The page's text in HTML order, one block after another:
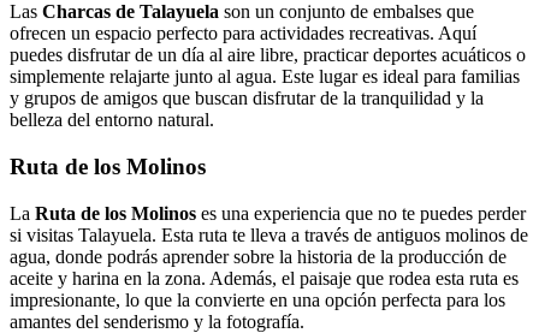
Las Charcas de Talayuela son un conjunto de embalses que
ofrecen un espacio perfecto para actividades recreativas. Aquí
puedes disfrutar de un día al aire libre, practicar deportes acuáticos o
simplemente relajarte junto al agua. Este lugar es ideal para familias
y grupos de amigos que buscan disfrutar de la tranquilidad y la
belleza del entorno natural.
Ruta de los Molinos
La Ruta de los Molinos es una experiencia que no te puedes perder
si visitas Talayuela. Esta ruta te lleva a través de antiguos molinos de
agua, donde podrás aprender sobre la historia de la producción de
aceite y harina en la zona. Además, el paisaje que rodea esta ruta es
impresionante, lo que la convierte en una opción perfecta para los
amantes del senderismo y la fotografía.